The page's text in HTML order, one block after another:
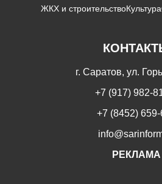
ЖКХ и строительствоКультура
г. Саратов, ул.
+7 (917) 982-
+7 (8452)
РЕКЛАМА